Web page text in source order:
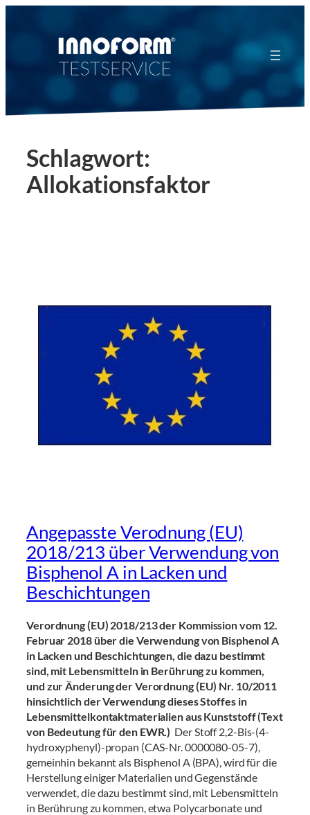
Schlagwort:
Allokationsfaktor
Angepasste Verodnung (EU)
2018/213 über Verwendung von
Bisphenol A in Lacken und
Beschichtungen
Verordnung (EU) 2018/213 der Kommission vom 12.
Februar 2018 über die Verwendung von Bisphenol A
in Lacken und Beschichtungen, die dazu bestimmt
sind, mit Lebensmitteln in Berührung zu kommen,
und zur Änderung der Verordnung (EU) Nr. 10/2011
hinsichtlich der Verwendung dieses Stoffes in
Lebensmittelkontaktmaterialien aus Kunststoff (Text
von Bedeutung für den EWR.) Der Stoff 2,2-Bis-(4-
hydroxyphenyl)-propan (CAS-Nr. 0000080-05-7),
gemeinhin bekannt als Bisphenol A (BPA), wird für die
Herstellung einiger Materialien und Gegenstände
verwendet, die dazu bestimmt sind, mit Lebensmitteln
in Berührung zu kommen, etwa Polycarbonate und